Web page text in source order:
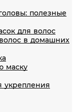
полезные
для волос
в домашних
маску
укрепления